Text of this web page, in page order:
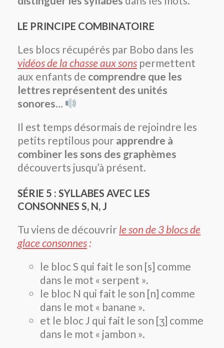
LE PRINCIPE COMBINATOIRE
Les blocs récupérés par Bobo dans les
vidéos de la chasse aux sons permettent
aux enfants de comprendre que les
lettres représentent des unités
sonores…
Il est temps désormais de rejoindre les
petits reptilous pour apprendre à
combiner les sons des graphèmes
découverts jusqu’à présent.
SÉRIE 5 : SYLLABES AVEC LES
CONSONNES S, N, J
Tu viens de découvrir le son de 3 blocs de
glace consonnes:
le bloc S qui fait le son [s] comme
dans le mot « serpent ».
le bloc N qui fait le son [n] comme
dans le mot « banane ».
et le bloc J qui fait le son [ʒ] comme
dans le mot « jambon ».